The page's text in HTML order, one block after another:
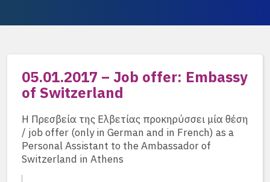
05.01.2017 – Job offer: Embassy
of Switzerland
Η Πρεσβεία της Ελβετίας προκηρύσσει μία θέση
/ job offer (only in German and in French) as a
Personal Assistant to the Ambassador of
Switzerland in Athens